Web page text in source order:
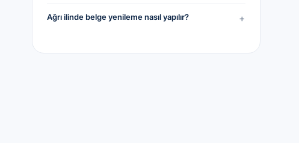
Ağrı ilinde belge yenileme nasıl yapılır? +